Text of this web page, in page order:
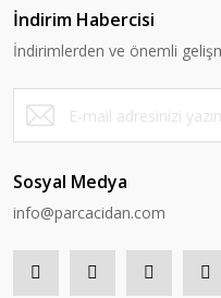
İndirim Habercisi
İndirimlerden ve önemli
Sosyal Medya
info@parcacidan.com